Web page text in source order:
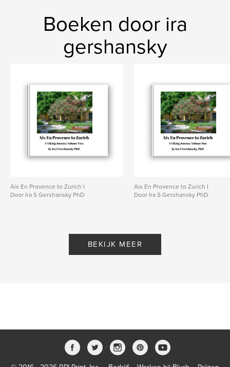
Boeken door ira
gershansky
Aix En Provence to Zurich I
Door Ira S Gershansky PhD
Aix En Provence to Zurich I
Door Ira S Gershansky PhD
BEKIJK MEER